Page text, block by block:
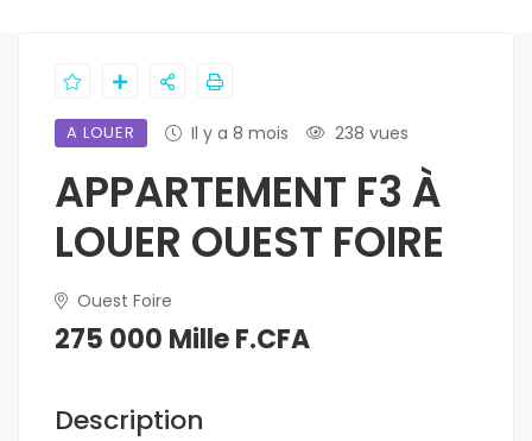
A LOUER Il y a 8 mois 238 vues
APPARTEMENT F3 À
LOUER OUEST FOIRE
Ouest Foire
275 000 Mille F.CFA
Description